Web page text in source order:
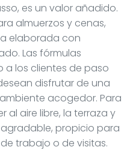
es un valor añadido.
almuerzos y cenas,
elaborada con
Las fórmulas
los clientes de paso
disfrutar de una
acogedor. Para
al aire libre, la terraza y
propicio para
trabajo o de visitas.